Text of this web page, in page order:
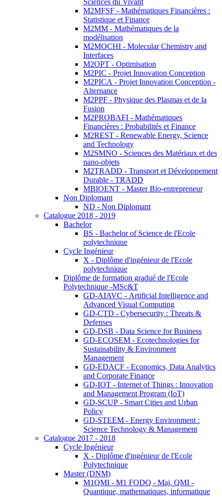
Sciences du Vivant
M2MFSF - Mathématiques Financières :
Statistique et Finance
M2MM - Mathématiques de la
modélisation
M2MOCHI - Molecular Chemistry and
Interfaces
M2OPT - Optimisation
M2PIC - Projet Innovation Conception
M2PICA - Projet Innovation Conception -
Alternance
M2PPF - Physique des Plasmas et de la
Fusion
M2PROBAFI - Mathématiques
Financières : Probabilités et Finance
M2REST - Renewable Energy, Science
and Technology
M2SMNO - Sciences des Matériaux et des
nano-objets
M2TRADD - Transport et Développement
Durable - TRADD
MBIOENT - Master Bio-entrepreneur
Non Diplomant
ND - Non Diplomant
Catalogue 2018 - 2019
Bachelor
BS - Bachelor of Science de l'Ecole
polytechnique
Cycle Ingénieur
X - Diplôme d'ingénieur de l'Ecole
polytechnique
Diplôme de formation gradué de l'Ecole
Polytechnique -MSc&T
GD-AIAVC - Artificial Intelligence and
Advanced Visual Computing
GD-CTD - Cybersecurity : Threats &
Defenses
GD-DSB - Data Science for Business
GD-ECOSEM - Ecotechnologies for
Sustainability & Environment
Management
GD-EDACF - Economics, Data Analytics
and Corporate Finance
GD-IOT - Internet of Things : Innovation
and Management Program (IoT)
GD-SCUP - Smart Cities and Urban
Policy
GD-STEEM - Energy Environment :
Science Technology & Management
Catalogue 2017 - 2018
Cycle Ingénieur
X - Diplôme d'ingénieur de l'Ecole
Polytechnique
Master (DNM)
M1QMI - M1 FODQ - Maj. QMI -
Quantique, mathematiques, informatique